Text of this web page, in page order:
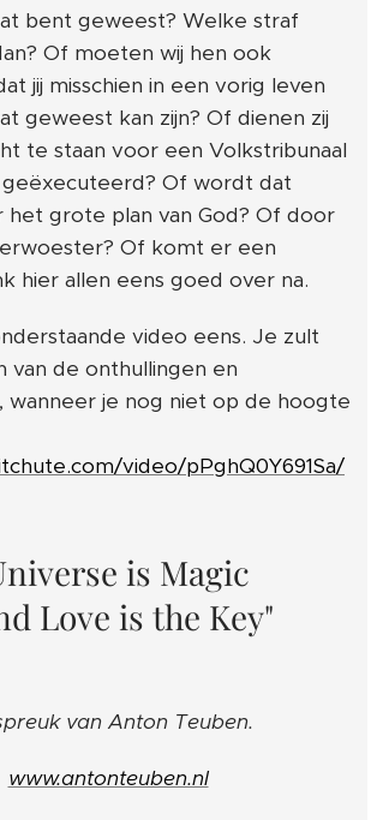
bent geweest? Welke straf
Of moeten wij hen ook
jij misschien in een vorig leven
geweest kan zijn? Of dienen zij
te staan voor een Volkstribunaal
Of wordt dat
grote plan van God? Of door
Of komt er een
hier allen eens goed over na.
video eens. Je zult
van de onthullingen en
wanneer je nog niet op de hoogte
video/pPghQ0Y691Sa/
is Magic
Love is the Key"
van Anton Teuben.
www.antonteuben.nl